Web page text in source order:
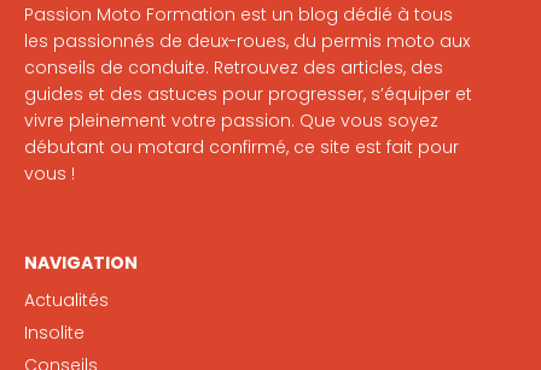
Passion Moto Formation est un blog dédié à tous
les passionnés de deux-roues, du permis moto aux
conseils de conduite. Retrouvez des articles, des
guides et des astuces pour progresser, s’équiper et
vivre pleinement votre passion. Que vous soyez
débutant ou motard confirmé, ce site est fait pour
vous !
NAVIGATION
Actualités
Insolite
Conseils